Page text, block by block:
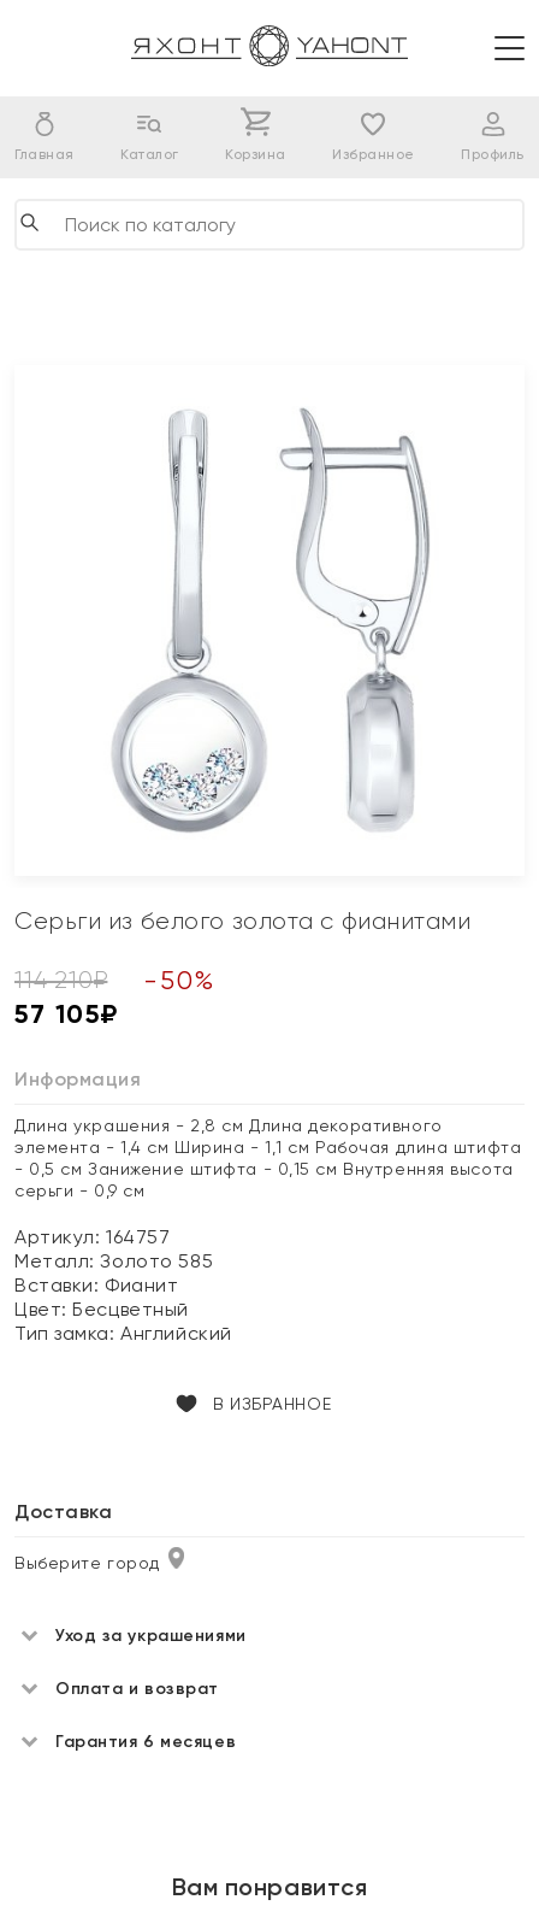
Главная Каталог Корзина Избранное Профиль
Серьги из белого золота с фианитами
114 210₽ - 50%
57 105₽
Информация
Длина украшения - 2,8 см Длина декоративного
элемента - 1,4 см Ширина - 1,1 см Рабочая длина штифта
- 0,5 см Занижение штифта - 0,15 см Внутренняя высота
серьги - 0,9 см
Артикул: 164757
Металл:Золото 585
Вставки: Фианит
Цвет:Бесцветный
Тип замка:Английский
В ИЗБРАННОЕ
Доставка
Выберите город
Уход за украшениями
Оплата и возврат
Гарантия 6 месяцев
Вам понравится